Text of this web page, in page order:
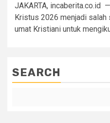
JAKARTA, incaberita.co.id
Kristus 2026 menjadi
umat Kristiani untuk
SEARCH